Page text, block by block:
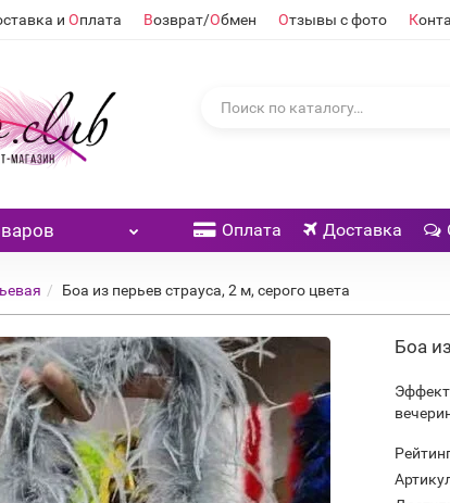
и Оплата Возврат/Обмен Отзывы с фото К
Оплата Доставка
Боа из перьев страуса, 2 м, серого цвета
Боа